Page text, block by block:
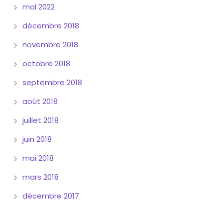
mai 2022
décembre 2018
novembre 2018
octobre 2018
septembre 2018
août 2018
juillet 2018
juin 2018
mai 2018
mars 2018
décembre 2017